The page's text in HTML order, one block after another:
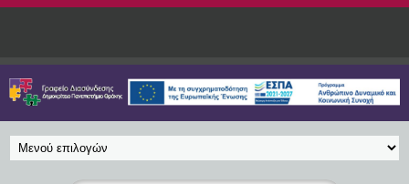
Παράκαμψη προς το κυρίως περιεχόμενο